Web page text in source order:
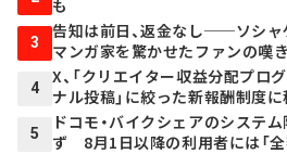
も
3
告知は前日、返金なし──ソシャ
マンガ家を驚かせたファンの嘆
4
X、「クリエイター収益分配プロ
ナル投稿」に絞った新報酬制度
5
ドコモ・バイクシェアのシステ
ず 8月1日以降の利用者には「全